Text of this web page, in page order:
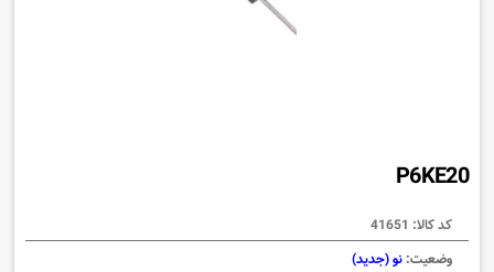
P6KE20
کد کالا: 41651
وضعیت: نو (جدید)